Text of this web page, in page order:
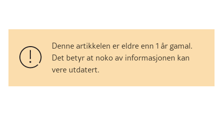
Denne artikkelen er eldre enn 1 år gamal.
Det betyr at noko av informasjonen kan
vere utdatert.